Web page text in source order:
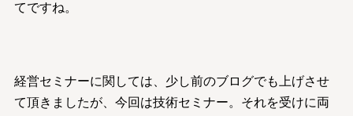
てですね。
経営セミナーに関しては、少し前のブログでも上げさせ
て頂きましたが、今回は技術セミナー。それを受けに両